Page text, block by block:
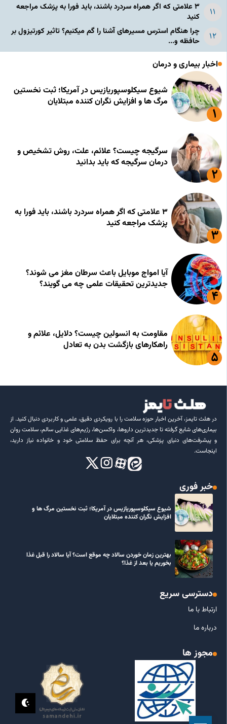
۳ علامتی که اگر همراه سردرد باشند، باید فورا به پزشک مراجعه
کنید
چرا هنگام استرس مسیرهای آشنا را گم میکنیم؟ تاثیر کورتیزول بر
حافظه و...
اخبار بیماری و درمان
شیوع سیکلوسپوریازیس در آمریکا؛ ثبت نخستین
مرگ ها و افزایش نگران کننده مبتلایان
سرگیجه چیست؟ علائم، علت، روش تشخیص و
درمان سرگیجه که باید بدانید
۳ علامتی که اگر همراه سردرد باشند، باید فورا به
پزشک مراجعه کنید
آیا امواج موبایل باعث سرطان مغز می شوند؟
جدیدترین تحقیقات علمی چه می گویند؟
مقاومت به انسولین چیست؟ دلایل، علائم و
راهکارهای بازگشت بدن به تعادل
در هلث تایمز، آخرین اخبار حوزه سلامت را با رویکردی دقیق، علمی و کاربردی دنبال کنید. از
بیماری‌های شایع گرفته تا جدیدترین داروها، واکسن‌ها، رژیم‌های غذایی سالم، سلامت روان
و پیشرفت‌های دنیای پزشکی، هر آنچه برای حفظ سلامتی خود و خانواده نیاز دارید،
اینجاست.
خبر فوری
شیوع سیکلوسپوریازیس در آمریکا؛ ثبت نخستین مرگ ها و
افزایش نگران کننده مبتلایان
بهترین زمان خوردن سالاد چه موقع است؟ آیا سالاد را قبل غذا
بخوریم یا بعد از غذا؟
دسترسی سریع
ارتباط با ما
درباره ما
مجوز ها